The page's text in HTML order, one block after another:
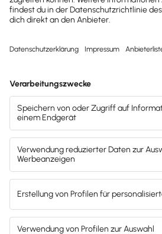
UmsatzBlick für die
Coaches
Präsentation und
Webinar
Produkte eine